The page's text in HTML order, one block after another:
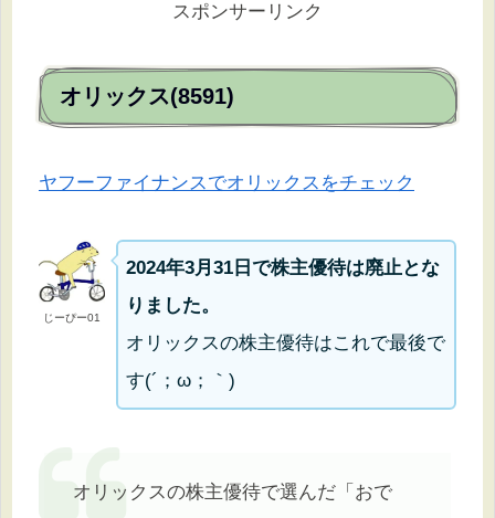
スポンサーリンク
オリックス(8591)
ヤフーファイナンスでオリックスをチェック
じーぴー01
2024年3月31日で株主優待は廃止とな
りました。
オリックスの株主優待はこれで最後で
す(´；ω；｀)
オリックスの株主優待で選んだ「おで